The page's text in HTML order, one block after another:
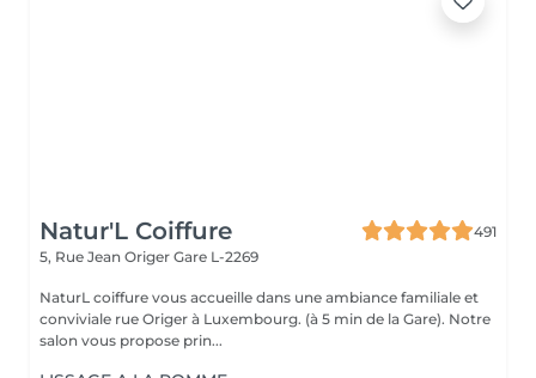
Natur'L Coiffure
491
5, Rue Jean Origer Gare L-2269
NaturL coiffure vous accueille dans une ambiance familiale et
conviviale rue Origer à Luxembourg. (à 5 min de la Gare). Notre
salon vous propose prin...